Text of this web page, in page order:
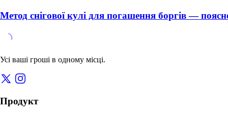
Метод снігової кулі для погашення боргів —
Усі ваші гроші в одному місці.
Продукт